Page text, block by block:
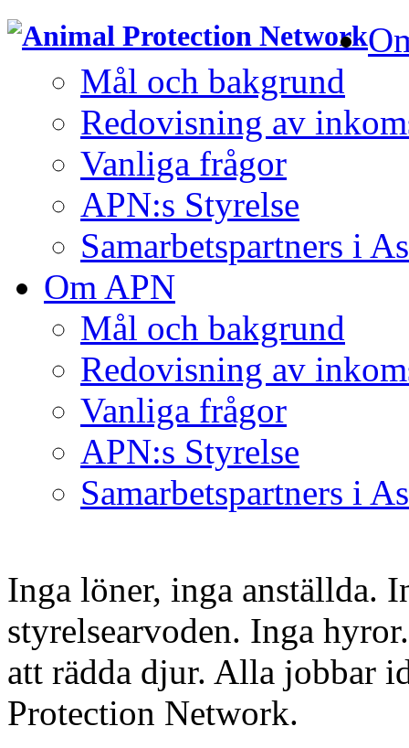
Mål och bakgrund
Redovisning av
Vanliga frågor
APN:s Styrelse
Samarbetspartners i
Om APN
Mål och bakgrund
Redovisning av
Vanliga frågor
APN:s Styrelse
Samarbetspartners i
Inga löner, inga anställda.
styrelsearvoden. Inga
att rädda djur. Alla jobbar
Protection Network.